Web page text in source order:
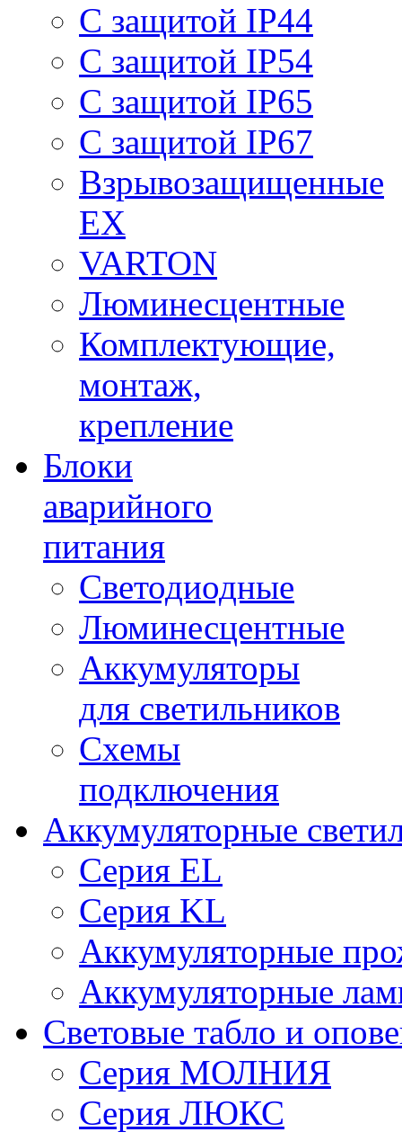
С защитой IP44
С защитой IP54
С защитой IP65
С защитой IP67
Взрывозащищенные
EX
VARTON
Люминесцентные
Комплектующие,
монтаж,
крепление
Блоки
аварийного
питания
Светодиодные
Люминесцентные
Аккумуляторы
для светильников
Схемы
подключения
Аккумуляторные
Серия EL
Серия KL
Аккумуляторные
Аккумуляторные
Световые табло и
Серия МОЛНИЯ
Серия ЛЮКС